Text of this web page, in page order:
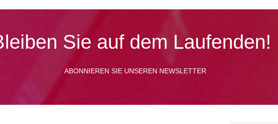
Sie auf dem Laufenden!
ABONNIEREN SIE UNSEREN NEWSLETTER